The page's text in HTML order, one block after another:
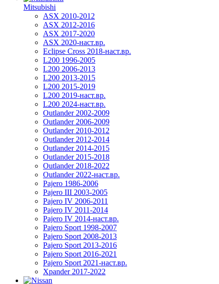
Mitsubishi
ASX 2010-2012
ASX 2012-2016
ASX 2017-2020
ASX 2020-наст.вр.
Eclipse Cross 2018-наст.вр.
L200 1996-2005
L200 2006-2013
L200 2013-2015
L200 2015-2019
L200 2019-наст.вр.
L200 2024-наст.вр.
Outlander 2002-2009
Outlander 2006-2009
Outlander 2010-2012
Outlander 2012-2014
Outlander 2014-2015
Outlander 2015-2018
Outlander 2018-2022
Outlander 2022-наст.вр.
Pajero 1986-2006
Pajero III 2003-2005
Pajero IV 2006-2011
Pajero IV 2011-2014
Pajero IV 2014-наст.вр.
Pajero Sport 1998-2007
Pajero Sport 2008-2013
Pajero Sport 2013-2016
Pajero Sport 2016-2021
Pajero Sport 2021-наст.вр.
Xpander 2017-2022